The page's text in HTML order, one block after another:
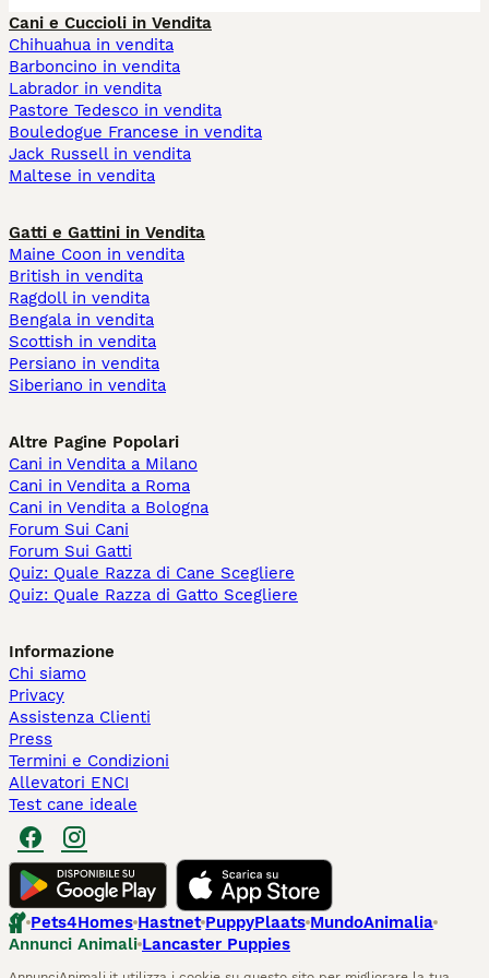
Cani e Cuccioli in Vendita
Chihuahua in vendita
Barboncino in vendita
Labrador in vendita
Pastore Tedesco in vendita
Bouledogue Francese in vendita
Jack Russell in vendita
Maltese in vendita
Gatti e Gattini in Vendita
Maine Coon in vendita
British in vendita
Ragdoll in vendita
Bengala in vendita
Scottish in vendita
Persiano in vendita
Siberiano in vendita
Altre Pagine Popolari
Cani in Vendita a Milano
Cani in Vendita a Roma
Cani in Vendita a Bologna
Forum Sui Cani
Forum Sui Gatti
Quiz: Quale Razza di Cane Scegliere
Quiz: Quale Razza di Gatto Scegliere
Informazione
Chi siamo
Privacy
Assistenza Clienti
Press
Termini e Condizioni
Allevatori ENCI
Test cane ideale
Pets4Homes Hastnet PuppyPlaats MundoAnimalia
Annunci Animali Lancaster Puppies